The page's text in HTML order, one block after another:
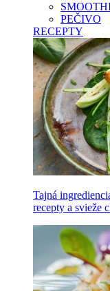
PEČIVO
RECEPTY
Tajná
recepty a svieže